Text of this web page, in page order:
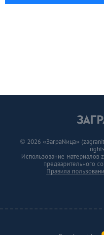
© 2026 «ЗаграNица»
Использование материалов
предварительного
Правила